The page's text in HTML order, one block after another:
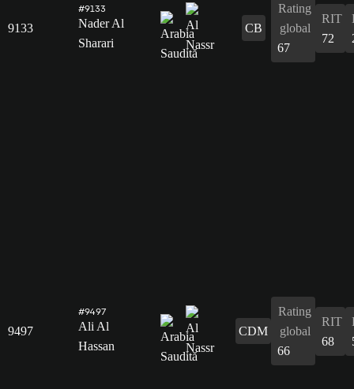
9133
#9133
Nader Al
Sharari
CB
Rating
global
67
RIT
72
9497
#9497
Ali Al
Hassan
CDM
Rating
global
66
RIT
68